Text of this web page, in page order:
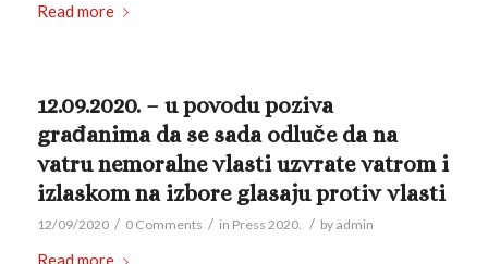
Read more
12.09.2020. – u povodu poziva
građanima da se sada odluče da na
vatru nemoralne vlasti uzvrate vatrom i
izlaskom na izbore glasaju protiv vlasti
12/09/2020 / 0 Comments / in Press 2020. / by admin